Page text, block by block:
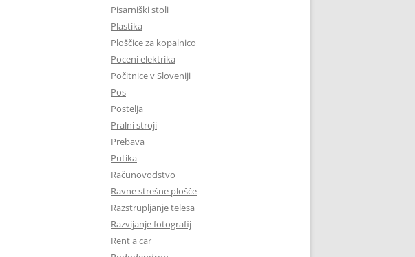
Pisarniški stoli
Plastika
Ploščice za kopalnico
Poceni elektrika
Počitnice v Sloveniji
Pos
Postelja
Pralni stroji
Prebava
Putika
Računovodstvo
Ravne strešne plošče
Razstrupljanje telesa
Razvijanje fotografij
Rent a car